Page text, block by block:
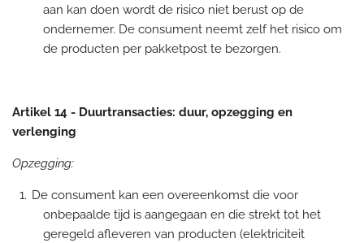
aan kan doen wordt de risico niet berust op de
ondernemer. De consument neemt zelf het risico om
de producten per pakketpost te bezorgen.
Artikel 14 - Duurtransacties: duur, opzegging en
verlenging
Opzegging:
De consument kan een overeenkomst die voor
onbepaalde tijd is aangegaan en die strekt tot het
geregeld afleveren van producten (elektriciteit